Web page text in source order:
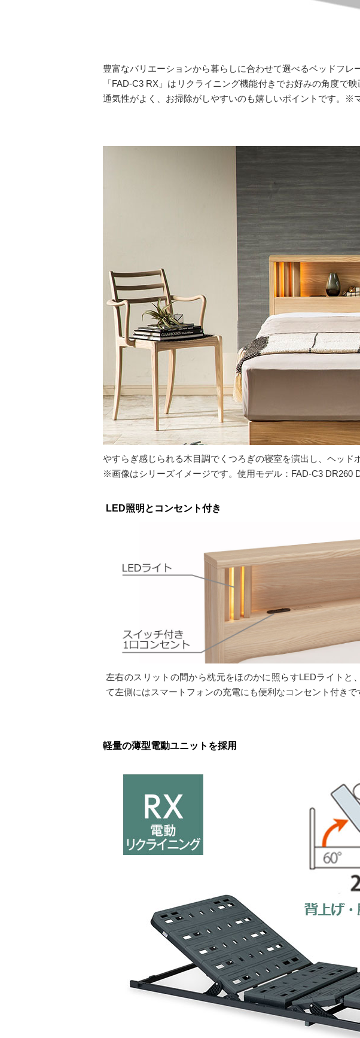
豊富なバリエーションから暮らしに合わせて選べるベッドフレ
「FAD-C3 RX」はリクライニング機能付きでお好みの角度で
通気性がよく、お掃除がしやすいのも嬉しいポイントです。※
やすらぎ感じられる木目調でくつろぎの寝室を演出し、ヘッド
※画像はシリーズイメージです。使用モデル：FAD-C3 DR260
LED照明とコンセント付き
左右のスリットの間から枕元をほのかに照らすLEDライトと
て左側にはスマートフォンの充電にも便利なコンセント付きで
軽量の薄型電動ユニットを採用